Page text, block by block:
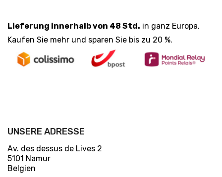
Lieferung innerhalb von 48 Std. in ganz Europa.
Kaufen Sie mehr und sparen Sie bis zu 20 %.
UNSERE ADRESSE
Av. des dessus de Lives 2
5101 Namur
Belgien